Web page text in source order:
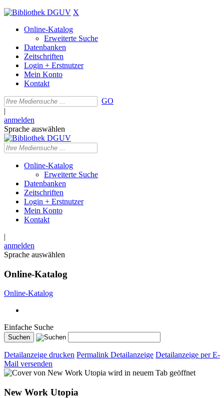
X
Online-Katalog
Erweiterte Suche
Datenbanken
Zeitschriften
Login + Erstnutzer
Mein Konto
Kontakt
GO
|
anmelden
Sprache auswählen
Online-Katalog
Erweiterte Suche
Datenbanken
Zeitschriften
Login + Erstnutzer
Mein Konto
Kontakt
|
anmelden
Sprache auswählen
Online-Katalog
Online-Katalog
Einfache Suche
Detailanzeige drucken Permalink Detailanzeige Detailanzeige per E-
Mail versenden
wird in neuem Tab geöffnet
New Work Utopia